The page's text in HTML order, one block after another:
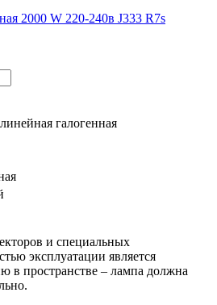
2000 W 220-240в J333 R7s
галогенная
и специальных
эксплуатации является
в пространстве – лампа должна